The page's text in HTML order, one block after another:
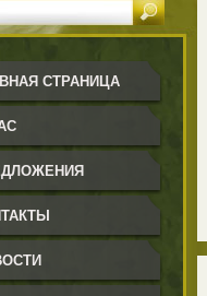
СТРАНИЦА